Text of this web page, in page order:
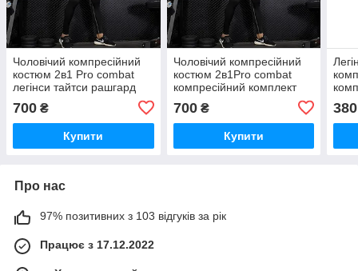
Чоловічий компресійний
костюм 2в1 Pro combat
легінси тайтси рашгард
компрессионые тайсы
рашгард
700 ₴
Купити
Чоловічий компресійний
костюм 2в1Pro combat
компресійний комплект
pro combat Рашгард тайси
700₴
Купити
380
Про нас
97% позитивних з 103 відгуків за рік
Працює з 17.12.2022